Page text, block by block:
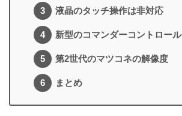
液晶のタッチ操作は非対応
新型のコマンダーコントロール
第2世代のマツコネの解像度
まとめ